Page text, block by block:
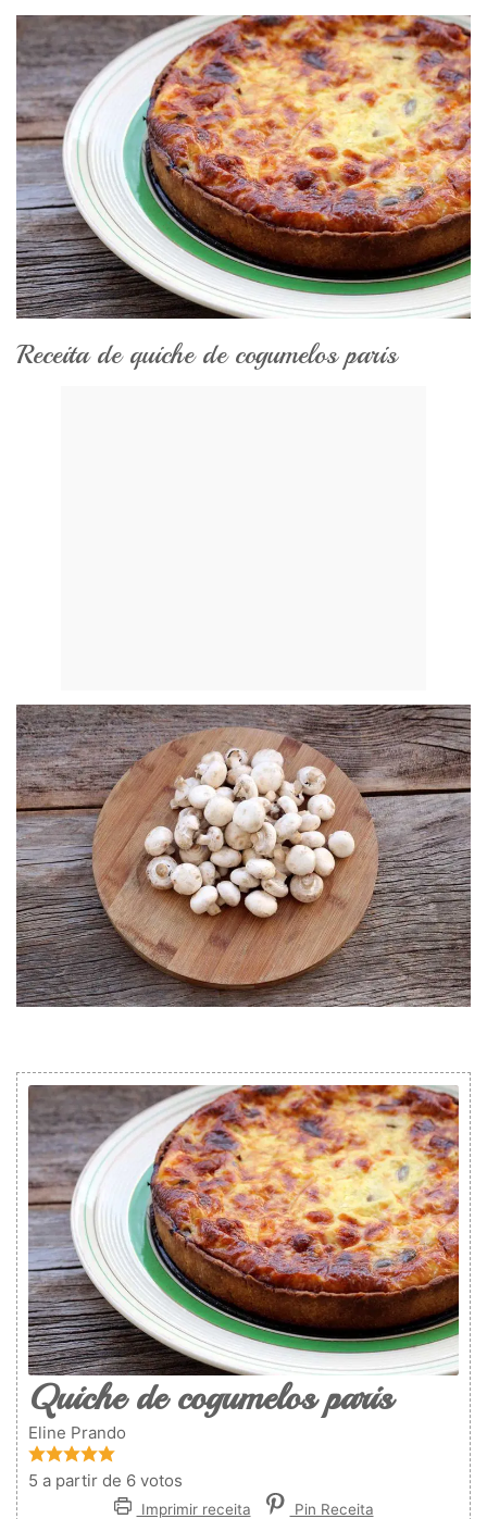
Receita de quiche de cogumelos paris
Quiche de cogumelos paris
Eline Prando
5 a partir de 6 votos
Imprimir receita Pin Receita